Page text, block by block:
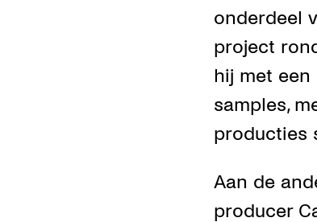
onderdeel
project
hij met een
samples,
producties
Aan de
producer